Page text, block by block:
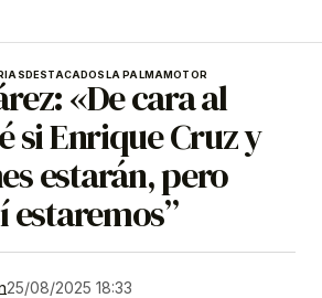
DESTACADOSLA PALMAMOTOR
«De cara al
si Enrique Cruz y
estarán, pero
estaremos”
25/08/2025 18:33